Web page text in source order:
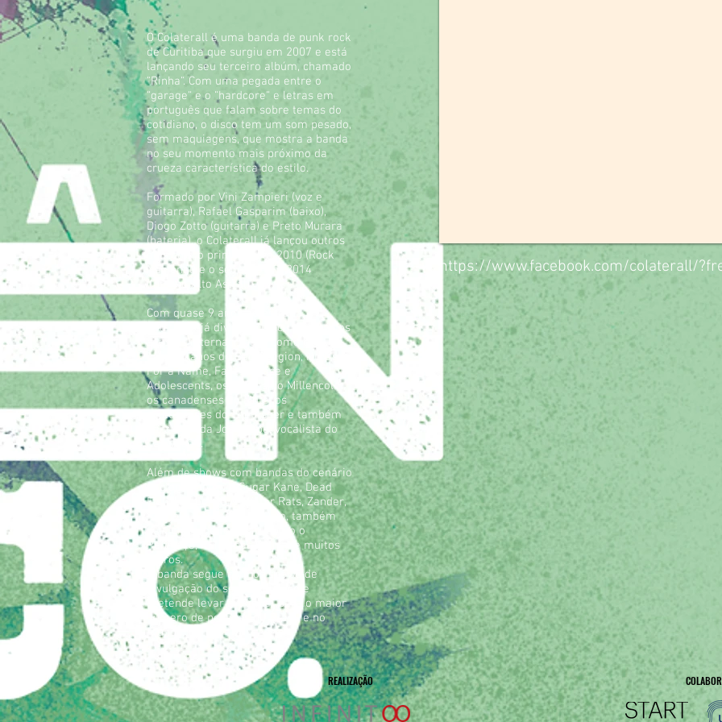
O Colaterall é uma banda de punk rock
de Curitiba que surgiu em 2007 e está
lançando seu terceiro albúm, chamado
“Rinha“. Com uma pegada entre o
“garage“ e o “hardcore“ e letras em
português que falam sobre temas do
cotidiano, o disco tem um som pesado,
sem maquiagens, que mostra a banda
no seu momento mais próximo da
crueza característica do estilo.
Formado por Vini Zampieri (voz e
guitarra), Rafael Gasparim (baixo),
Diogo Zotto (guitarra) e Preto Murara
(bateria), o Colaterall já lançou outros
dois cd’s, o primeiro em 2010 (Rock
Nacional) e o segundo em 2014
(Inferno Alto Astral).
Com quase 9 anos de estrada, o
Colaterall já dividiu o palco com vários
artistas internacionais, como os
californianos do Bad Religion, No Use
For a Name, Face to Face e
Adolescents, os suecos do Millencolin,
os canadenses do Mute, os
portugueses do The Asher e também
para a lenda Joey Cape, vocalista do
Lagwagon.
Além de shows com bandas do cenário
nacional, como o Sugar Kane, Dead
Fish, Hellbenders, Water Rats, Zander,
Rancore e Vivendo do Ócio, também
participou de festivais como o
Panelaço, Ruído nas Ruínas e muitos
outros.
A banda segue com os shows de
divulgação do seu novo disco e
pretende levar o “Rinha“ para o maior
número de pessoas no Brasil e no
mundo.
https://www.facebook.com/colaterall/
REALIZAÇÃO